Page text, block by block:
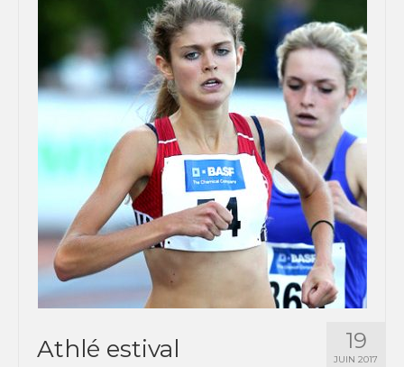
19
JUIN 2017
Athlé estival